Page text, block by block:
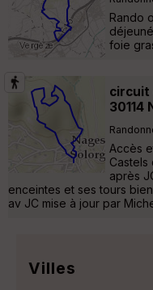
Rando
foie
circuit
30114
Accès
Castels
après
enceintes et ses tours
av JC mise à jour par
Villes